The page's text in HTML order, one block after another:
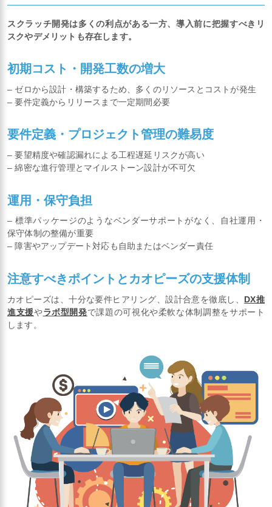
スクラッチ開発は多くの利点がある一方、導入前に把握すべきリ
スクやデメリットも存在します。
初期コスト・開発工数の増大
– ゼロから設計・構築するため、多くのリソースとコストが発生
– 要件定義からリリースまで一定期間必要
要件定義・プロジェクト管理の難易度
– 要望精度や確認漏れによる工程遅延リスクが高い
– 綿密な進行管理とマイルストーン設計が不可欠
運用・保守負担
– 標準パッケージのようなベンダーサポートがなく、自社運用・
保守体制の整備が重要
– 障害やアップデート対応も自助またはベンダー責任
注意すべきポイントとカオピーズの支援体制
カオピーズは、十分な要件ヒアリング、設計合意を徹底し、 DX推
進支援やラボ型開発で課題の可視化や柔軟な体制調整をサポート
します。